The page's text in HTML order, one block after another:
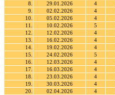
8.
29.01.2026 4
9.
02.02.2026 4
10.
05.02.2026 4
11.
10.02.2026 5
12.
12.02.2026 4
13.
16.02.2026 4
14.
19.02.2026 4
15.
24.02.2026 5
16.
12.03.2026 4
17.
16.03.2026 4
18.
23.03.2026 4
19.
30.03.2026 4
20.
02.04.2026 4